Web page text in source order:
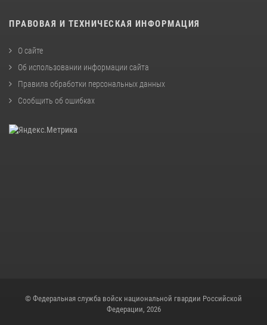
ПРАВОВАЯ И ТЕХНИЧЕСКАЯ ИНФОРМАЦИЯ
О сайте
Об использовании информации сайта
Правила обработки персональных данных
Сообщить об ошибках
© Федеральная служба войск национальной гвардии Российской
Федерации, 2026